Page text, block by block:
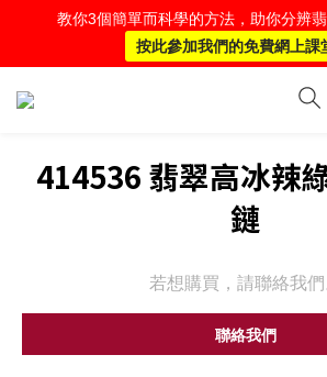
414536 翡翠高冰辣
鏈
若想購買，請聯絡我們
聯絡我們
教你3個簡單而科學的方法，助你分辨翡
按此參加我們的免費網上課